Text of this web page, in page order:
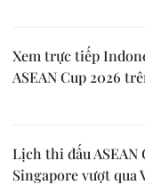
Xem trực tiếp
ASEAN Cup 2026
Lịch thi đấu ASEAN
Singapore vượt qua